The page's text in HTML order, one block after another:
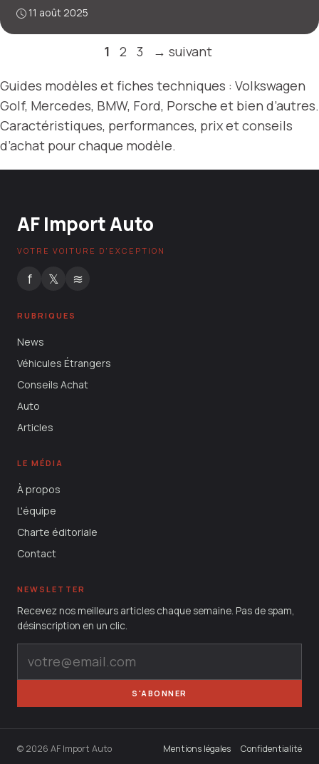
11 août 2025
Page
1 Page
2 Page
3 → suivant
Guides modèles et fiches techniques : Volkswagen
Golf, Mercedes, BMW, Ford, Porsche et bien d’autres.
Caractéristiques, performances, prix et conseils
d’achat pour chaque modèle.
AF Import Auto
VOTRE VOITURE D'EXCEPTION
f 𝕏 ≋
RUBRIQUES
News
Véhicules Étrangers
Conseils Achat
Auto
Articles
LE MÉDIA
À propos
L'équipe
Charte éditoriale
Contact
NEWSLETTER
Recevez nos meilleurs articles chaque semaine. Pas de spam,
désinscription en un clic.
S'ABONNER
© 2026 AF Import Auto Mentions légales Confidentialité